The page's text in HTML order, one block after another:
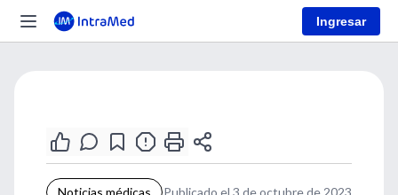
Ingresar
Noticias médicas
Publicado el 3 de octubre de 2023